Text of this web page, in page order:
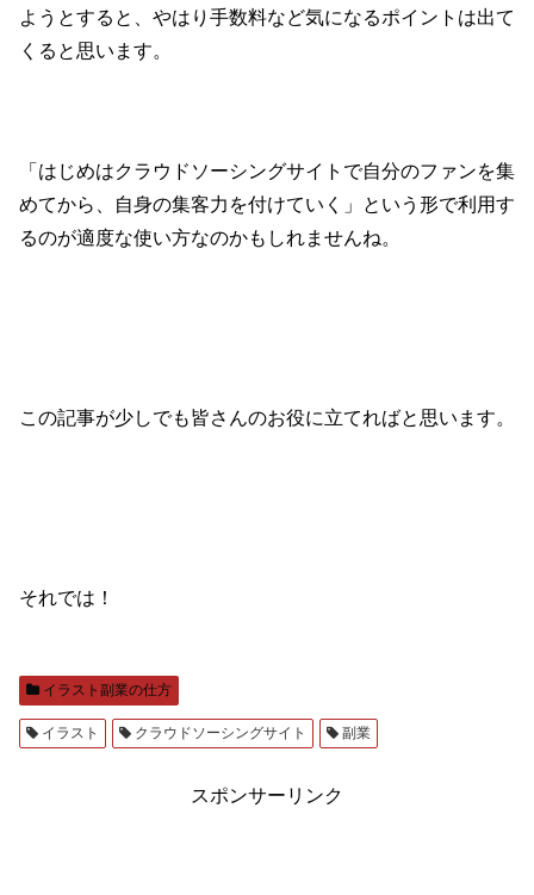
ようとすると、やはり手数料など気になるポイントは出て
くると思います。
「はじめはクラウドソーシングサイトで自分のファンを集
めてから、自身の集客力を付けていく」という形で利用す
るのが適度な使い方なのかもしれませんね。
この記事が少しでも皆さんのお役に立てればと思います。
それでは！
イラスト副業の仕方
イラスト クラウドソーシングサイト 副業
スポンサーリンク